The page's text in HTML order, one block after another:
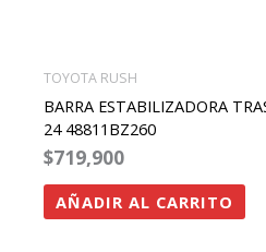
TOYOTA RUSH
BARRA ESTABILIZADORA
24 48811BZ260
$719,900
AÑADIR AL CARRITO